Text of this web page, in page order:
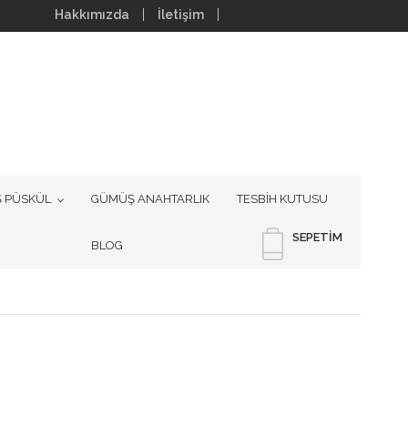
Hakkımızda İletişim
SEPETIM
PÜSKÜL GÜMÜŞ ANAHTARLIK TESBİH KUTUSU
BLOG